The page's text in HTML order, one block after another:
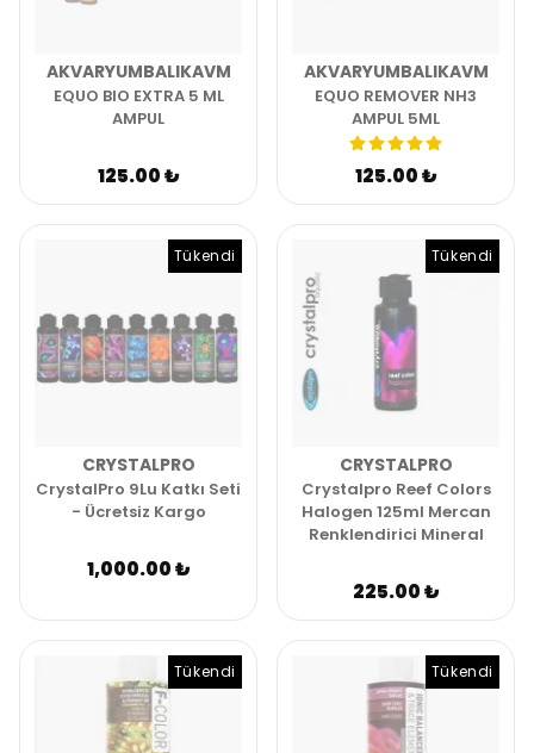
AKVARYUMBALIKAVM
EQUO BIO EXTRA 5 ML
AMPUL
125.00 ₺
AKVARYUMBALIKAVM
EQUO REMOVER NH3
AMPUL 5ML
125.00 ₺
Tükendi
CRYSTALPRO
CrystalPro 9Lu Katkı Seti
- Ücretsiz Kargo
1,000.00 ₺
Tükendi
CRYSTALPRO
Crystalpro Reef Colors
Halogen 125ml Mercan
Renklendirici Mineral
225.00 ₺
Tükendi Tükendi